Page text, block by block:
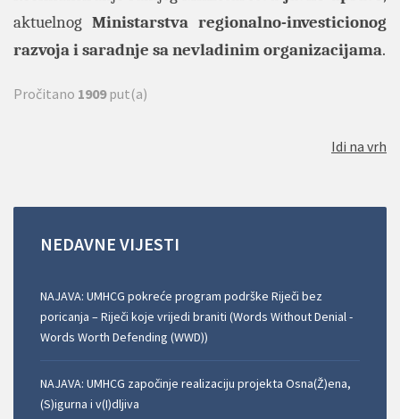
aktuelnog Ministarstva regionalno-investicionog
razvoja i saradnje sa nevladinim organizacijama.
Pročitano 1909put(a)
Idi na vrh
NEDAVNE VIJESTI
NAJAVA: UMHCG pokreće program podrške Riječi bez
poricanja – Riječi koje vrijedi braniti (Words Without Denial -
Words Worth Defending (WWD))
NAJAVA: UMHCG započinje realizaciju projekta Osna(Ž)ena,
(S)igurna i v(I)dljiva